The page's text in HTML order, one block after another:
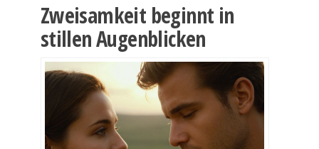
Zweisamkeit beginnt in
stillen Augenblicken